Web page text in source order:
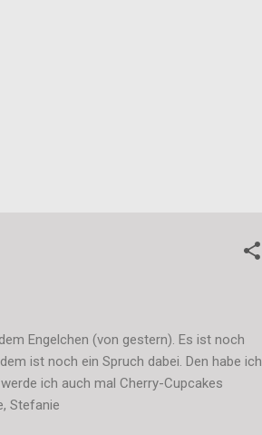
Engelchen (von gestern). Es ist noch
ist noch ein Spruch dabei. Den habe ich
ich auch mal Cherry-Cupcakes
Stefanie